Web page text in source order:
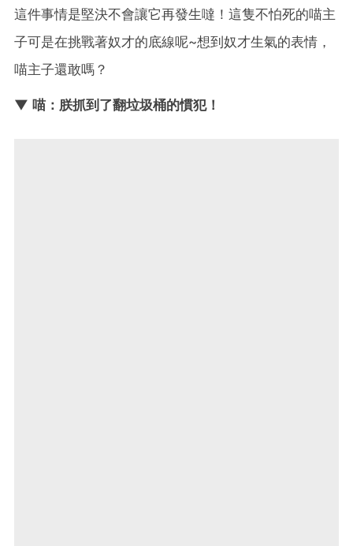
這件事情是堅決不會讓它再發生噠！這隻不怕死的喵主
子可是在挑戰著奴才的底線呢~想到奴才生氣的表情，
喵主子還敢嗎？
▼ 喵：朕抓到了翻垃圾桶的慣犯！